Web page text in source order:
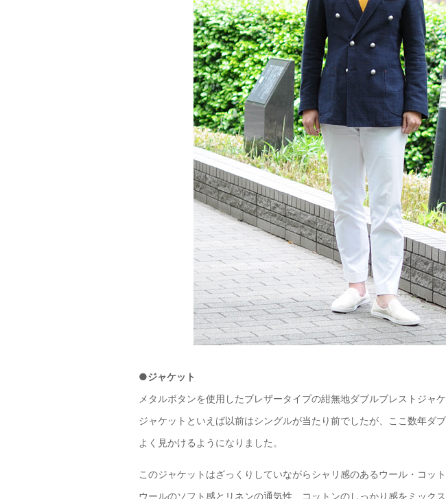
●ジャケット
メタルボタンを使用したブレザータイプの紺無地ダブルブレストジャケ
ジャケットといえば以前はシングルが当たり前でしたが、ここ数年ダ
よく見かけるようになりました。
このジャケットはざっくりしていながらシャリ感のあるウール・コッ
ウールのソフト感とリネンの通気性、コットンのしっかり感をミック